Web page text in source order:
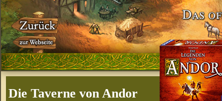
Die Taverne von Andor